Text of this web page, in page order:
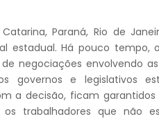
Paraná, Rio de
estadual. Há pouco tempo,
negociações envolvendo
governos e legislativos
a decisão, ficam
trabalhadores que não